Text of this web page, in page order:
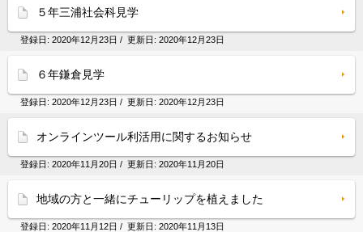
５年三浦社会科見学
登録日: 2020年12月23日 / 更新日: 2020年12月23日
６年鎌倉見学
登録日: 2020年12月23日 / 更新日: 2020年12月23日
オンラインツール利活用に関するお知らせ
登録日: 2020年11月20日 / 更新日: 2020年11月20日
地域の方と一緒にチューリップを植えました
登録日: 2020年11月12日 / 更新日: 2020年11月13日